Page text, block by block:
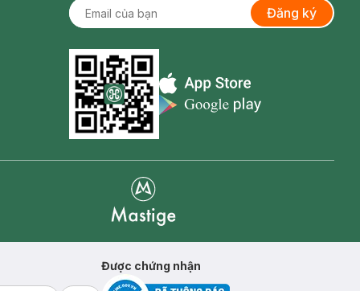
Đăng ký
Appstore icon
Được chứng nhận